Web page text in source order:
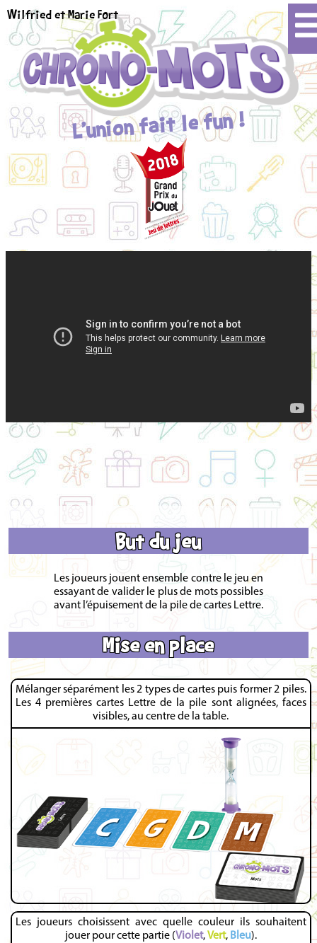
L'union fait le fun !
Wilfried et Marie Fort
But du jeu
Les joueurs jouent ensemble contre le jeu en
essayant de valider le plus de mots possibles
avant l’épuisement de la pile de cartes Lettre.
Mise en place
Mélanger séparément les 2 types de cartes puis former 2 piles.
Les 4 premières cartes Lettre de la pile sont alignées, faces
visibles, au centre de la table.
Les joueurs choisissent avec quelle couleur ils souhaitent
jouer pour cette partie (Violet,Vert, Bleu).